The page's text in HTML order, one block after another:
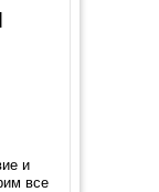
и
все